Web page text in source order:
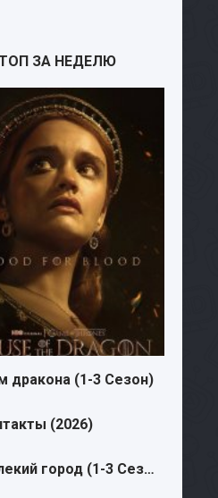
ЗА НЕДЕЛЮ
дракона (1-3 Сезон)
(2026)
Далекий город (1-3 Сезон)